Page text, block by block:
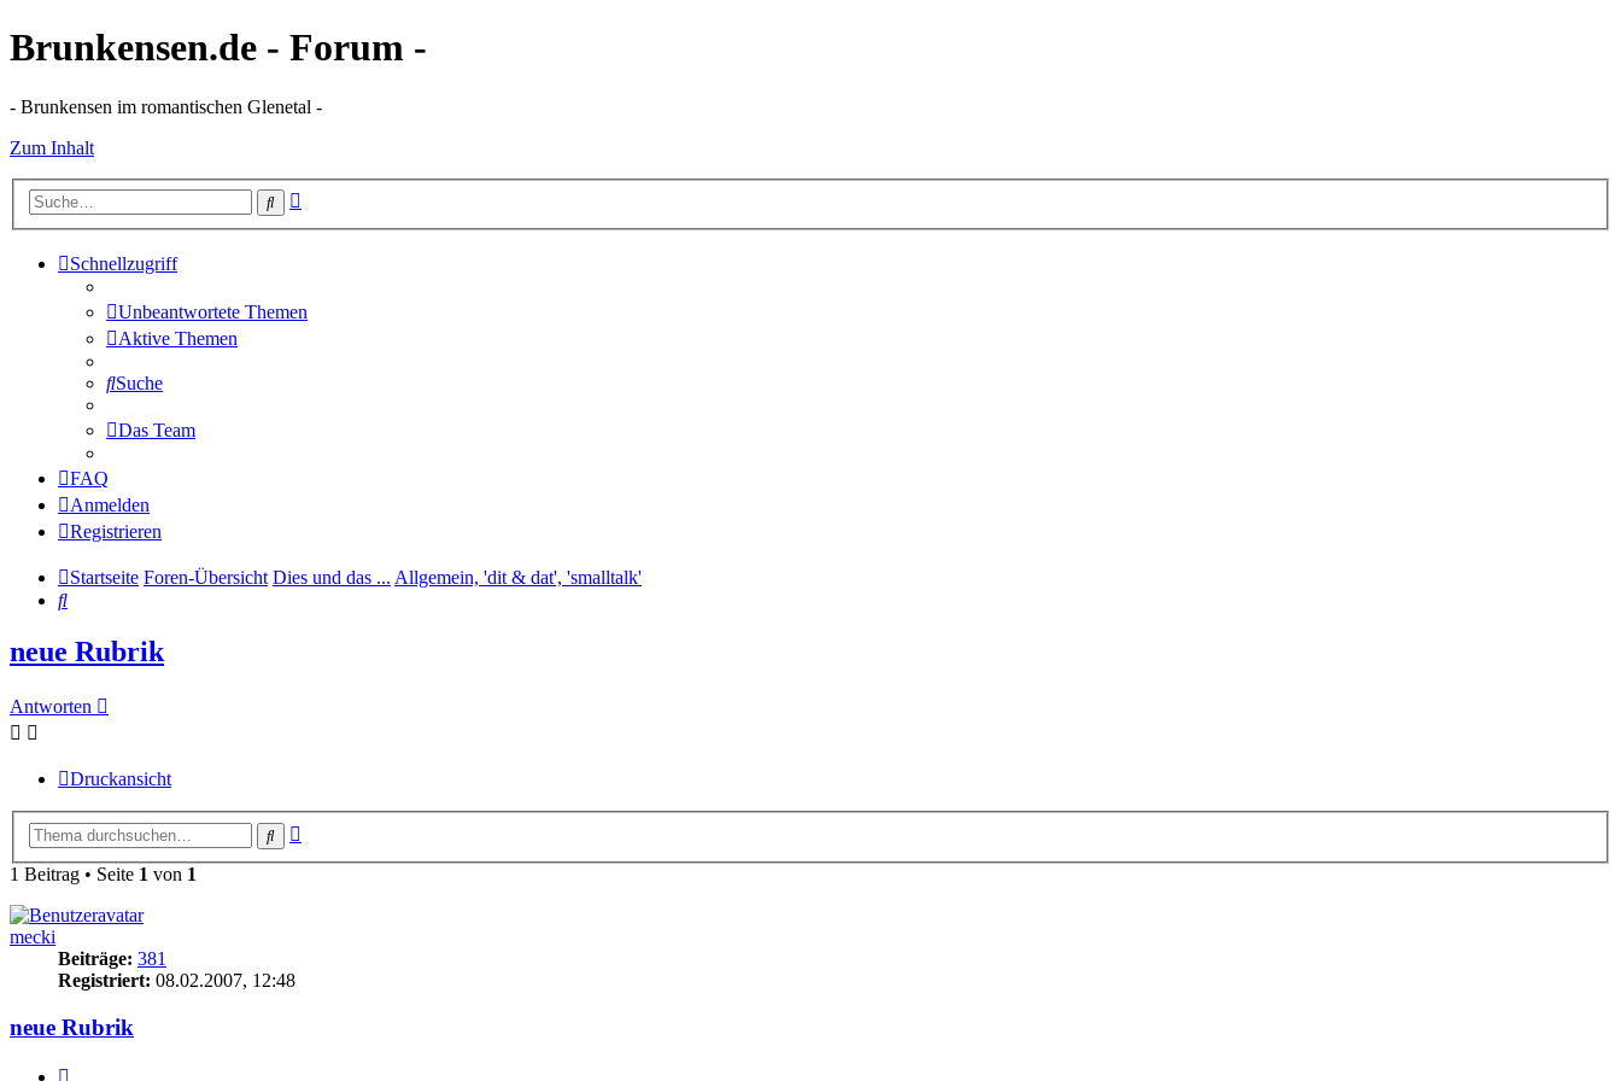
Brunkensen.de - Forum -
- Brunkensen im romantischen Glenetal -
Zum Inhalt
Suche
Schnellzugriff
Unbeantwortete Themen
Aktive Themen
Suche
Das Team
FAQ
Anmelden
Registrieren
Startseite Foren-Übersicht Dies und das ... Allgemein, 'dit & dat', 'smalltalk'
Suche
neue Rubrik
Antworten
Druckansicht
Suche
1 Beitrag • Seite 1 von 1
mecki
Beiträge: 381
Registriert: 08.02.2007, 12:48
neue Rubrik